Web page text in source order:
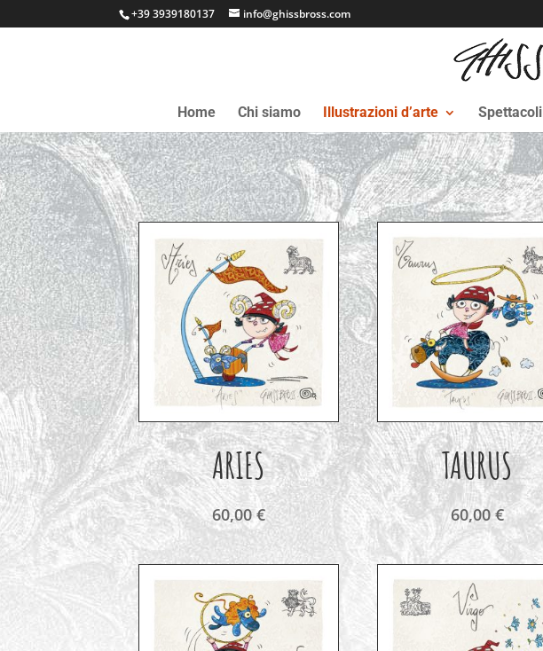
+39 3939180137 info@ghissbross.com
Home Chi siamo Illustrazioni d’arte Spettacoli
ARIES
60,00€
TAURUS
60,00€